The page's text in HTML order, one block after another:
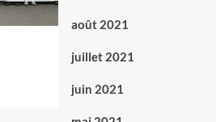
août 2021
juillet 2021
juin 2021